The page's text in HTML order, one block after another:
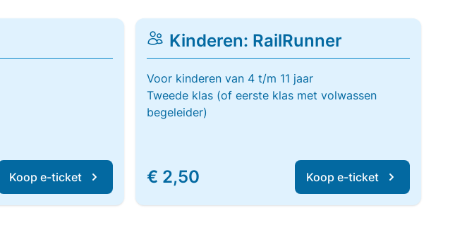
Koop e-ticket
Kinderen: RailRunner
Voor kinderen van 4 t/m 11 jaar
Tweede klas (of eerste klas met volwassen
begeleider)
€ 2,50 Koop e-ticket